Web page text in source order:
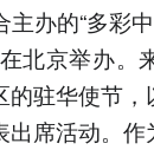
办的“多彩
北京举办。
驻华使节
席活动。